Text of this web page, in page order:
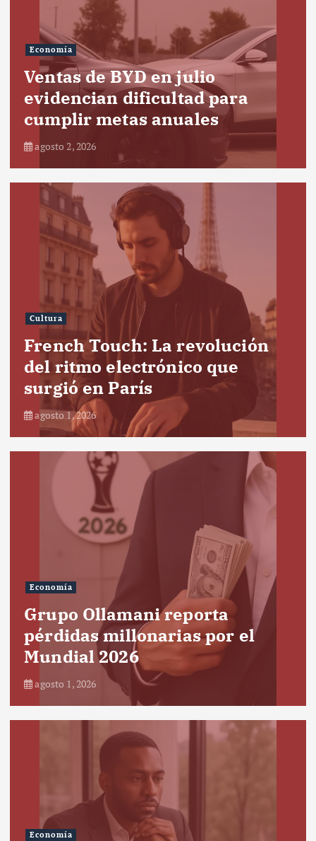
Economía
Ventas de BYD en julio
evidencian dificultad para
cumplir metas anuales
agosto 2, 2026
Cultura
French Touch: La revolución
del ritmo electrónico que
surgió en París
agosto 1, 2026
Economía
Grupo Ollamani reporta
pérdidas millonarias por el
Mundial 2026
agosto 1, 2026
Economía